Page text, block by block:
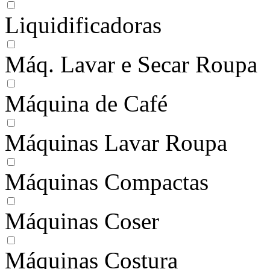
Liquidificadoras
Máq. Lavar e Secar Roupa
Máquina de Café
Máquinas Lavar Roupa
Máquinas Compactas
Máquinas Coser
Máquinas Costura